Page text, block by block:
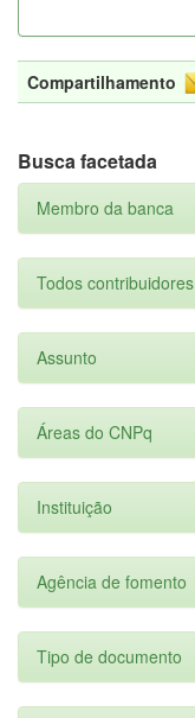
Compartilhamento
Busca facetada
Membro da banca
Todos contribuidores
Assunto
Áreas do CNPq
Instituição
Agência de fomento
Tipo de documento